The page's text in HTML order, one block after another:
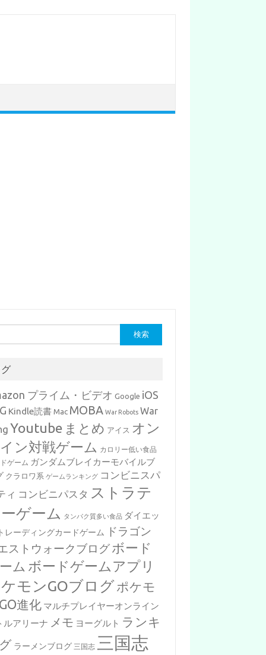
グ
プライム・ビデオ Google iOS
Kindle読書 Mac MOBA War Robots War
Youtube まとめ アイス オン
ン対戦ゲーム カロリー低い食品
ゲーム ガンダムブレイカーモバイルブ
クラロワ系 ゲームランキング コンビニスパ
ィ コンビニパスタ ストラテ
ゲーム
タンパク質多い食品 ダイエッ
トレーディングカードゲーム
ドラゴン
ストウォークブログボード
ム ボードゲームアプリ
モンGOブログポケモ
進化 マルチプレイヤーオンライン
ルアリーナ メモ ヨーグルト ランキ
ラーメンブログ 三国志 三国志